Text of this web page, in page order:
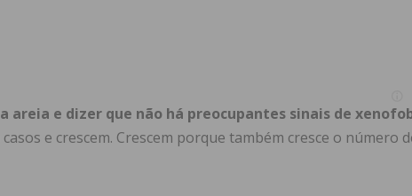
areia e dizer que não há preocupantes sinais de
e crescem. Crescem porque também cresce o número